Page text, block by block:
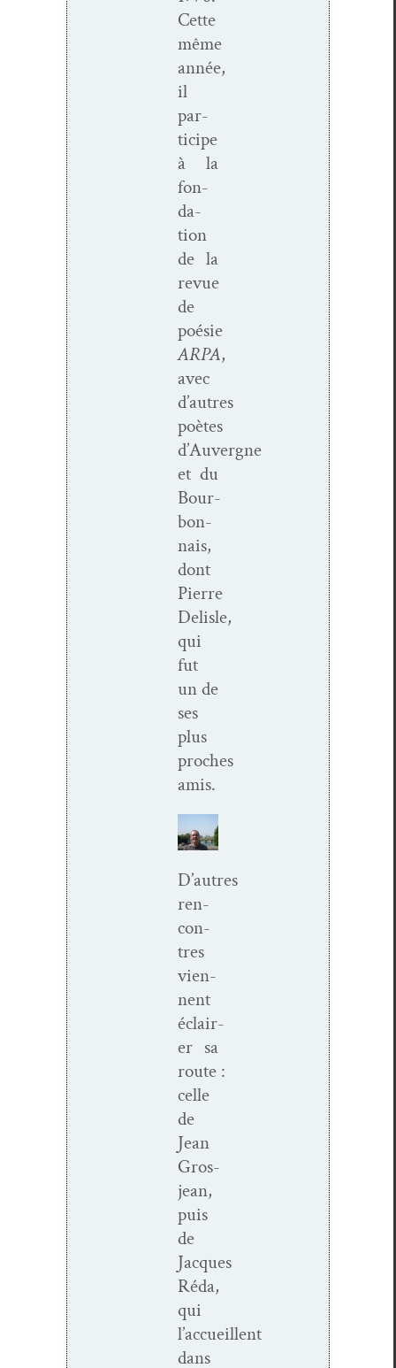
Cette
même
année,
il
par­
ticipe
à la
fon­
da­
tion
de la
revue
de
poésie
ARPA,
avec
d’autres
poètes
d’Auvergne
et du
Bour­
bon­
nais,
dont
Pierre
Delisle,
qui
fut
un de
ses
plus
proches
amis.
D’autres
ren­
con­
tres
vien­
nent
éclair­
er sa
route :
celle
de
Jean
Gros­
jean,
puis
de
Jacques
Réda,
qui
l’accueillent
dans